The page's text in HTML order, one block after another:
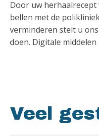
Door uw
bellen met de
verminderen stelt u
doen. Digitale
Veel